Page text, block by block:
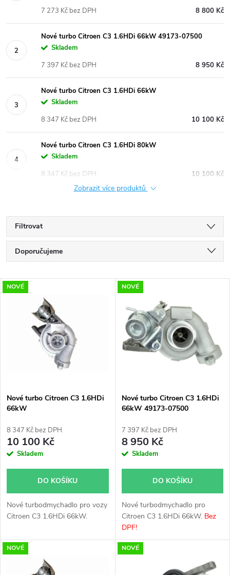
8 800 Kč
7 273 Kč bez DPH
Nové turbo Citroen C3 1.6HDi 66kW 49173-07500
Skladem
8 950 Kč
7 397 Kč bez DPH
Nové turbo Citroen C3 1.6HDi 66kW
Skladem
10 100 Kč
8 347 Kč bez DPH
Nové turbo Citroen C3 1.6HDi 80kW
Skladem
10 100 Kč
8 347 Kč bez DPH
Zobrazit více produktů
Filtrovat
Ř
a
p
r
o
u
k
t
Doporučujeme
Nejdražší
Nejprodávanější
Abecedně
V
s
p
r
o
d
u
k
NOVÉ
Nové turbo Citroen C3 1.6HDi
66kW
8 347 Kč bez DPH
10 100 Kč
Skladem
DO KOŠÍKU
Nové turbodmychadlo pro vozy
Citroen C3 1.6HDi 66kW.
NOVÉ
Nové turbo Citroen C3 1.6HDi
66kW 49173-07500
7 397 Kč bez DPH
8 950 Kč
Skladem
DO KOŠÍKU
Nové turbodmychadlo pro
Citroen C3 1.6HDi 66kW.Bez
DPF!
NOVÉ NOVÉ